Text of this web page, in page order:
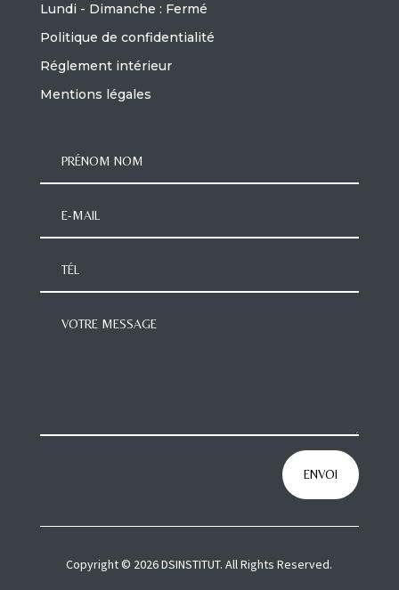
Lundi - Dimanche : Fermé
Politique de confidentialité
Réglement intérieur
Mentions légales
ENVOI
Copyright © 2026 DSINSTITUT. All Rights Reserved.